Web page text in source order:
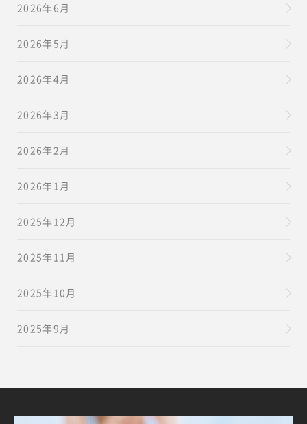
2026年6月
2026年5月
2026年4月
2026年3月
2026年2月
2026年1月
2025年12月
2025年11月
2025年10月
2025年9月